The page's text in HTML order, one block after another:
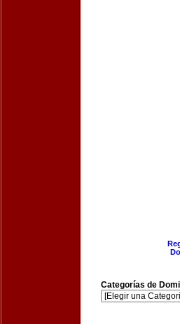
Categorías de